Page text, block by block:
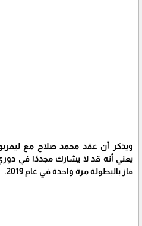
ويذكر أن عقد محمد صلاح مع
يعني أنه قد لا يشارك مجددًا في
فاز بالبطولة مرة واحدة في عام 2019.